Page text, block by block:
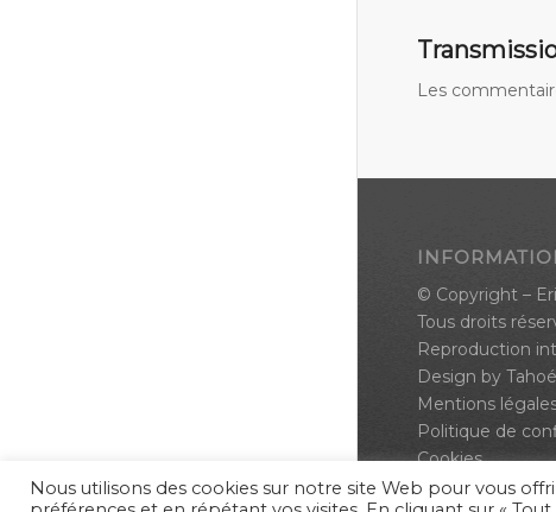
Les
© Copyright –
Tous droits
Reproduction
Design by
Mentions
Politique de
Cookies
Nous utilisons des cookies sur notre site Web pour vous